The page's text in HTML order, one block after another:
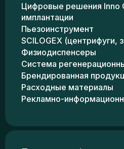
Цифровые решения Inno
имплантации
Пьезоинструмент
SCILOGEX (центрифуги,
Физиодиспенсеры
Система
Брендированная
Расходные материалы
Рекламно-